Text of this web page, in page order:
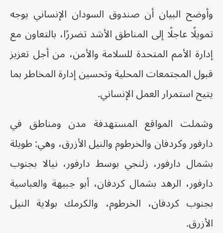
وأوضح البيان أن صندوق السودان الإنساني يوجه
تمويلًا عاجلًا إلى المناطق الأشد تضررًا، بالتعاون مع
إدارة الأمم المتحدة للسلامة والأمن، من أجل تعزيز
قبول المجتمعات المحلية وتحسين إدارة المخاطر بما
يتيح استمرار العمل الإنساني.
وشملت المواقع المستهدفة مدن ومناطق في
دارفور وكردفان والخرطوم والنيل الأزرق، وهي: طويلة
بشمال دارفور، زلنجي بوسط دارفور، نيالا بجنوب
دارفور، الرهد بشمال كردفان، أبو جبيهة والعباسية
بجنوب كردفان، الخرطوم، والكرمك بولاية النيل
الأزرق.